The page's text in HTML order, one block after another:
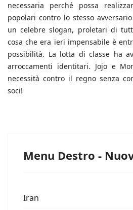
necessaria perché possa
popolari contro lo stesso
un celebre slogan, proletari di
cosa che era ieri impensabile è
possibilità. La lotta di classe ha
arroccamenti identitari. Jojo e
necessità contro il regno senza
soci!
Menu Destro -
Iran